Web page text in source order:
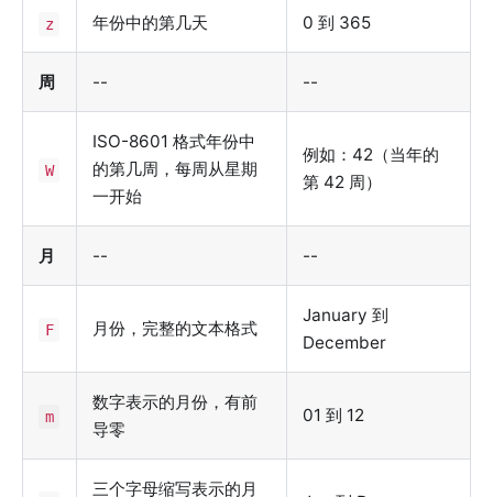
z 年份中的第几天 0 到 365
周 -- --
W
ISO-8601 格式年份中
的第几周，每周从星期
一开始
例如：42（当年的
第 42 周）
月 -- --
F 月份，完整的文本格式
January 到
December
m
数字表示的月份，有前
导零
01 到 12
三个字母缩写表示的月